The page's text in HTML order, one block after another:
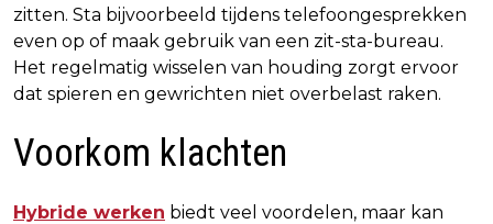
zitten. Sta bijvoorbeeld tijdens telefoongesprekken
even op of maak gebruik van een zit-sta-bureau.
Het regelmatig wisselen van houding zorgt ervoor
dat spieren en gewrichten niet overbelast raken.
Voorkom klachten
Hybride werken biedt veel voordelen, maar kan